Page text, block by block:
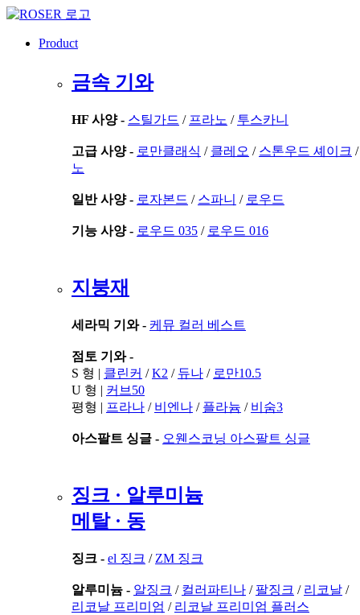
콘
Product
금속 기와
HF 사양 - 스틸가드 / 프라노 / 투스카니
고급 사양 - 로만클래식 / 클레오 / 스톤우드 셰이크
노
일반 사양 - 로자본드 / 스파니 / 로우드
기능 사양 - 로우드 035 / 로우드 016
지붕재
세라믹 기와 - 케뮤 컬러 베스트
점토 기와 -
S 형 | 클린커 /K2 / 듀나 / 로만10.5
U 형 | 커브50
평형 | 프라나 / 비엔나 / 플라늄 / 비숨3
아스팔트 싱글 - 오웬스코닝 아스팔트 싱글
징크 · 알루미늄
메탈 · 동
징크 - el 징크 / ZM 징크
알루미늄 - 알징크 / 컬러파티나 / 팔징크 / 리코날 /
리코날 프리미엄 / 리코날 프리미엄 플러스